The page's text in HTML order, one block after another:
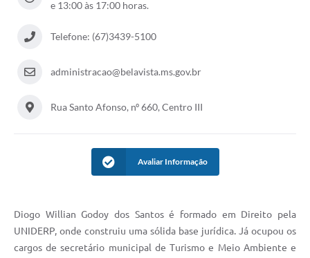
e 13:00 às 17:00 horas.
Telefone: (67)3439-5100
administracao@belavista.ms.gov.br
Rua Santo Afonso, nº 660, Centro III
Avaliar Informação
Diogo Willian Godoy dos Santos é formado em Direito pela
UNIDERP, onde construiu uma sólida base jurídica. Já ocupou os
cargos de secretário municipal de Turismo e Meio Ambiente e